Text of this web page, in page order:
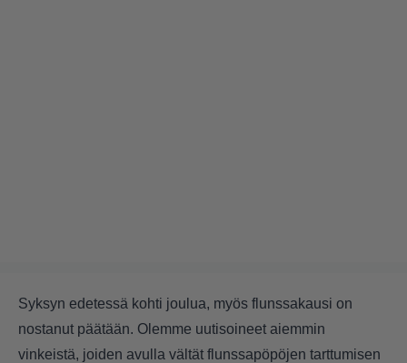
Syksyn edetessä kohti joulua, myös flunssakausi on
nostanut päätään. Olemme uutisoineet aiemmin
vinkeistä, joiden avulla vältät flunssapöpöjen tarttumisen